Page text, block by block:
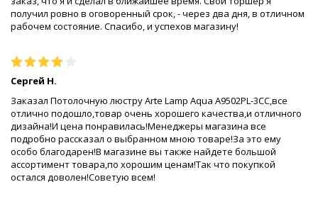
получил ровно в оговоренный срок, - через два дня, в отличном
рабочем состояние. Спасибо, и успехов магазину!
Сергей Н.
Заказал Потолочную люстру Arte Lamp Aqua A9502PL-3CC,все
отлично подошло,товар очень хорошего качества,и отличного
дизайна!И цена понравилась!Менеджеры магазина все
подробно рассказал о выбранном мною товаре!За это ему
особо благодарен!В магазине вы также найдете большой
ассортимент товара,по хорошим ценам!Так что покупкой
остался доволен!Советую всем!